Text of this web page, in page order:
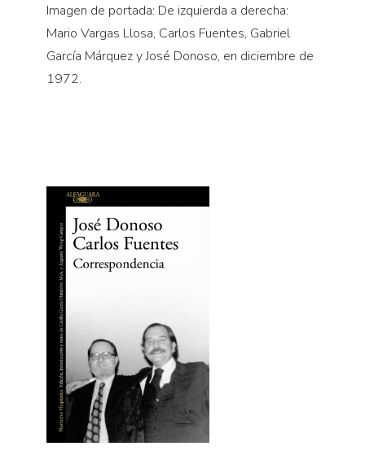
Imagen de portada: De izquierda a derecha:
Mario Vargas Llosa, Carlos Fuentes, Gabriel
García Márquez y José Donoso, en diciembre de
1972.